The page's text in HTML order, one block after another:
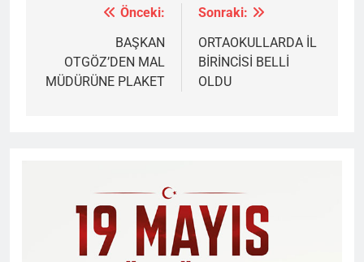
gezinmesi
Önceki:
BAŞKAN
OTGÖZ’DEN MAL
MÜDÜRÜNE PLAKET
Sonraki:
ORTAOKULLARDA İL
BİRİNCİSİ BELLİ
OLDU